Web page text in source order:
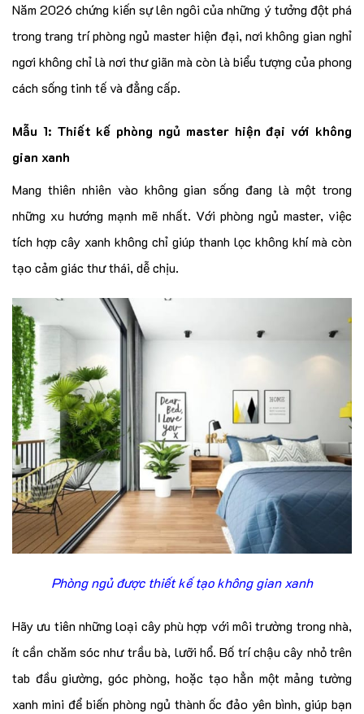
Năm 2026 chứng kiến sự lên ngôi của những ý tưởng đột phá
trong trang trí phòng ngủ master hiện đại, nơi không gian nghỉ
ngơi không chỉ là nơi thư giãn mà còn là biểu tượng của phong
cách sống tinh tế và đẳng cấp.
Mẫu 1: Thiết kế phòng ngủ master hiện đại với không
gian xanh
Mang thiên nhiên vào không gian sống đang là một trong
những xu hướng mạnh mẽ nhất. Với phòng ngủ master, việc
tích hợp cây xanh không chỉ giúp thanh lọc không khí mà còn
tạo cảm giác thư thái, dễ chịu.
Phòng ngủ được thiết kế tạo không gian xanh
Hãy ưu tiên những loại cây phù hợp với môi trường trong nhà,
ít cần chăm sóc như trầu bà, lưỡi hổ. Bố trí chậu cây nhỏ trên
tab đầu giường, góc phòng, hoặc tạo hẳn một mảng tường
xanh mini để biến phòng ngủ thành ốc đảo yên bình, giúp bạn